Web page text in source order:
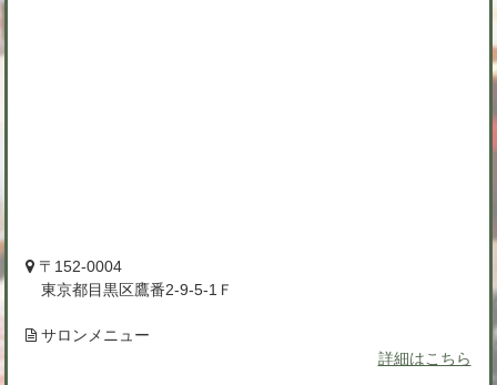
〒152-0004
東京都目黒区鷹番2-9-5-1Ｆ
サロンメニュー
詳細はこちら